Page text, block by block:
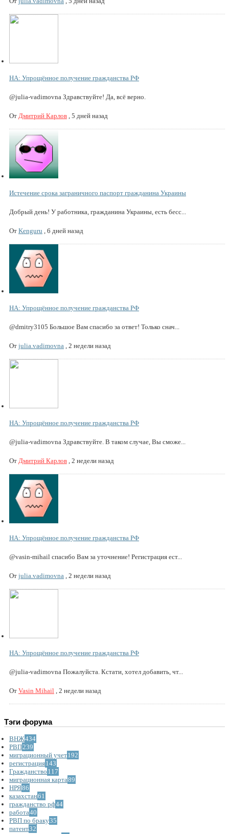
НА: Упрощённое получение гражданства РФ
@julia-vadimovna Здравствуйте! Да, всё верно.
От Дмитрий Карлов , 5 дней назад
Истечение срока заграничного паспорт гражданина Украины
Добрый день! У работника, гражданина Украины, есть бесс...
От Kenguru , 6 дней назад
НА: Упрощённое получение гражданства РФ
@dmitry3105 Большое Вам спасибо за ответ! Только снач...
От julia.vadimovna , 2 недели назад
НА: Упрощённое получение гражданства РФ
@julia-vadimovna Здравствуйте. В таком случае, Вы сможе...
От Дмитрий Карлов , 2 недели назад
НА: Упрощённое получение гражданства РФ
@vasin-mihail спасибо Вам за уточнение! Регистрация ест...
От julia.vadimovna , 2 недели назад
НА: Упрощённое получение гражданства РФ
@julia-vadimovna Пожалуйста. Кстати, хотел добавить, чт...
От Vasin Mihail , 2 недели назад
Тэги форума
ВНЖ434
РВП239
миграционный учет192
регистрация143
Гражданство 117
миграционная карта89
НРЯ86
казахстан61
гражданство рф44
работа40
РВП по браку35
патент32